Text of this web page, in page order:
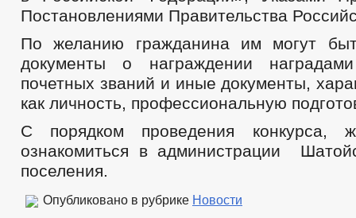
Постановлениями Правительства
По желанию гражданина им могут
документы о награждении
почетных званий и иные документы,
как личность, профессиональную
С порядком проведения конкурса,
ознакомиться в администрации
поселения.
Опубликовано в рубрике Новости